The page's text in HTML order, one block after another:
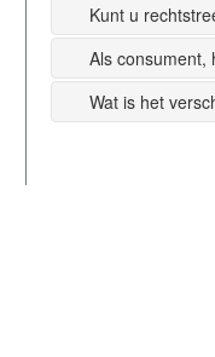
Kunt u
Als consument,
Wat is het